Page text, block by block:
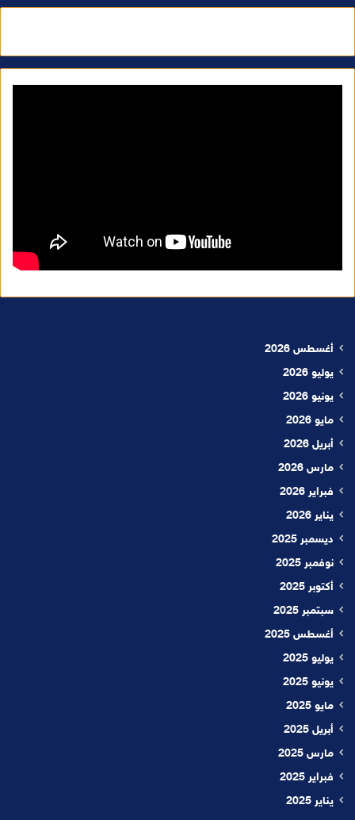
أغسطس 2026
يوليو 2026
يونيو 2026
مايو 2026
أبريل 2026
مارس 2026
فبراير 2026
يناير 2026
ديسمبر 2025
نوفمبر 2025
أكتوبر 2025
سبتمبر 2025
أغسطس 2025
يوليو 2025
يونيو 2025
مايو 2025
أبريل 2025
مارس 2025
فبراير 2025
يناير 2025